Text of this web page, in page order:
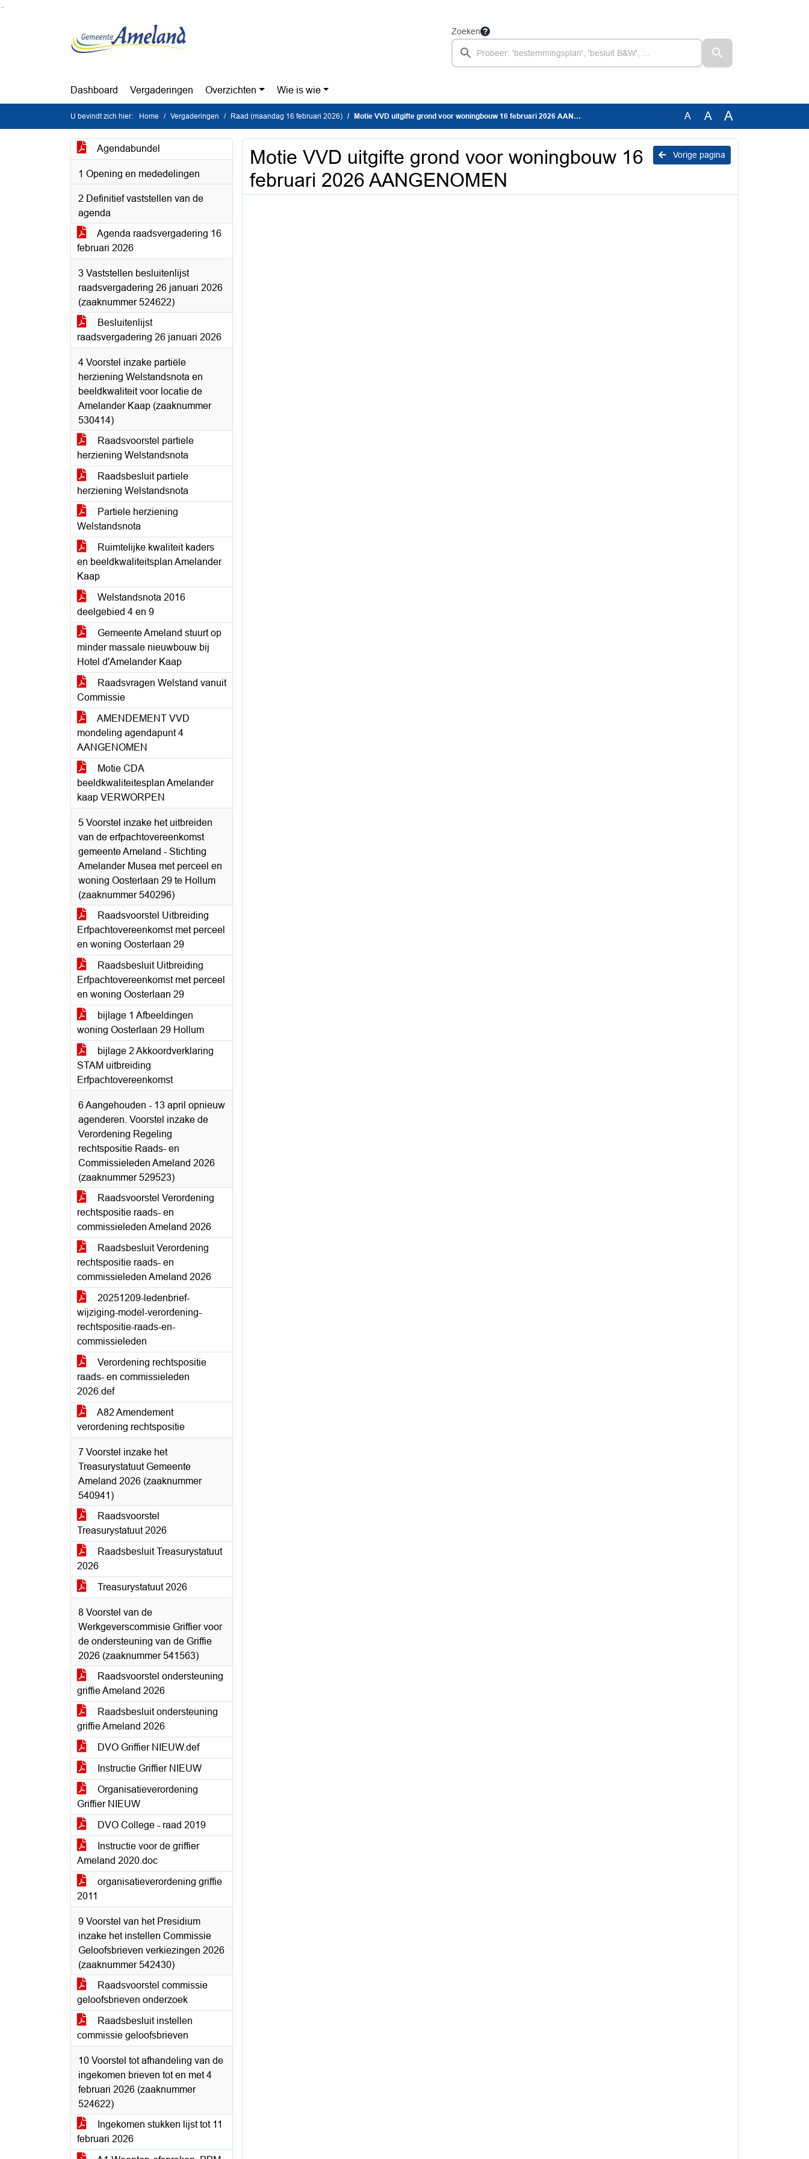
Zoeken
Dashboard Vergaderingen Overzichten Wie is wie
U bevindt zich hier: Home Vergaderingen Raad (maandag 16 februari 2026) Motie VVD uitgifte grond voor woningbouw 16 februari 2026 AANGENOMEN A A A
Agendabundel
1 Opening en mededelingen
2 Definitief vaststellen van de
agenda
Agenda raadsvergadering 16
februari 2026
3 Vaststellen besluitenlijst
raadsvergadering 26 januari 2026
(zaaknummer 524622)
Besluitenlijst
raadsvergadering 26 januari 2026
4 Voorstel inzake partiële
herziening Welstandsnota en
beeldkwaliteit voor locatie de
Amelander Kaap (zaaknummer
530414)
Raadsvoorstel partiele
herziening Welstandsnota
Raadsbesluit partiele
herziening Welstandsnota
Partiele herziening
Welstandsnota
Ruimtelijke kwaliteit kaders
en beeldkwaliteitsplan Amelander
Kaap
Welstandsnota 2016
deelgebied 4 en 9
Gemeente Ameland stuurt op
minder massale nieuwbouw bij
Hotel d'Amelander Kaap
Raadsvragen Welstand vanuit
Commissie
AMENDEMENT VVD
mondeling agendapunt 4
AANGENOMEN
Motie CDA
beeldkwaliteitesplan Amelander
kaap VERWORPEN
5 Voorstel inzake het uitbreiden
van de erfpachtovereenkomst
gemeente Ameland - Stichting
Amelander Musea met perceel en
woning Oosterlaan 29 te Hollum
(zaaknummer 540296)
Raadsvoorstel Uitbreiding
Erfpachtovereenkomst met perceel
en woning Oosterlaan 29
Raadsbesluit Uitbreiding
Erfpachtovereenkomst met perceel
en woning Oosterlaan 29
bijlage 1 Afbeeldingen
woning Oosterlaan 29 Hollum
bijlage 2 Akkoordverklaring
STAM uitbreiding
Erfpachtovereenkomst
6 Aangehouden - 13 april opnieuw
agenderen. Voorstel inzake de
Verordening Regeling
rechtspositie Raads- en
Commissieleden Ameland 2026
(zaaknummer 529523)
Raadsvoorstel Verordening
rechtspositie raads- en
commissieleden Ameland 2026
Raadsbesluit Verordening
rechtspositie raads- en
commissieleden Ameland 2026
20251209-ledenbrief-
wijziging-model-verordening-
rechtspositie-raads-en-
commissieleden
Verordening rechtspositie
raads- en commissieleden
2026.def
A82 Amendement
verordening rechtspositie
7 Voorstel inzake het
Treasurystatuut Gemeente
Ameland 2026 (zaaknummer
540941)
Raadsvoorstel
Treasurystatuut 2026
Raadsbesluit Treasurystatuut
2026
Treasurystatuut 2026
8 Voorstel van de
Werkgeverscommisie Griffier voor
de ondersteuning van de Griffie
2026 (zaaknummer 541563)
Raadsvoorstel ondersteuning
griffie Ameland 2026
Raadsbesluit ondersteuning
griffie Ameland 2026
DVO Griffier NIEUW.def
Instructie Griffier NIEUW
Organisatieverordening
Griffier NIEUW
DVO College - raad 2019
Instructie voor de griffier
Ameland 2020.doc
organisatieverordening griffie
2011
9 Voorstel van het Presidium
inzake het instellen Commissie
Geloofsbrieven verkiezingen 2026
(zaaknummer 542430)
Raadsvoorstel commissie
geloofsbrieven onderzoek
Raadsbesluit instellen
commissie geloofsbrieven
10 Voorstel tot afhandeling van de
ingekomen brieven tot en met 4
februari 2026 (zaaknummer
524622)
Ingekomen stukken lijst tot 11
februari 2026
Vorige pagina
Motie VVD uitgifte grond voor woningbouw 16
februari 2026 AANGENOMEN